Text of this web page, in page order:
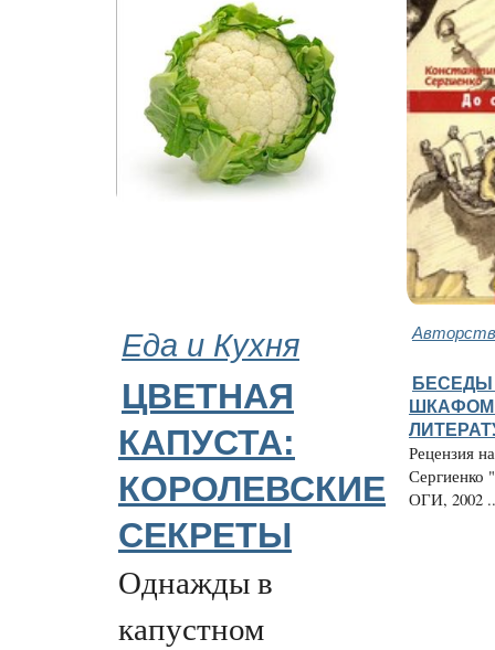
Еда и Кухня
ЦВЕТНАЯ
КАПУСТА:
КОРОЛЕВСКИЕ
СЕКРЕТЫ
Однажды в
капустном
ШКАФОМ
Рецензия
Сергиенко
ОГИ, 2002